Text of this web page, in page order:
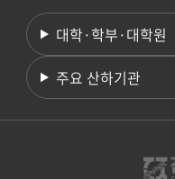
대학·학부·대학원
주요 산하기관